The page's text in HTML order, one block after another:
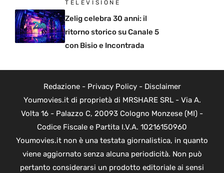
TELEVISIONE
Zelig celebra 30 anni: il
ritorno storico su Canale 5
con Bisio e Incontrada
Redazione- Privacy Policy- Disclaimer
Youmovies.it di proprietà di MRSHARE SRL - Via A.
Volta 16 - Palazzo C, 20093 Cologno Monzese (MI) -
Codice Fiscale e Partita I.V.A. 10216150960
Youmovies.it non è una testata giornalistica, in quanto
viene aggiornato senza alcuna periodicità. Non può
pertanto considerarsi un prodotto editoriale ai sensi